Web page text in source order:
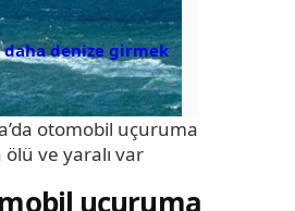
denize girmek
otomobil uçuruma
ölü ve yaralı var
uçuruma